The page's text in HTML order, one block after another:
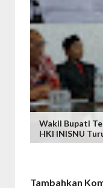
Wakil Bupati
HKI INISNU
Tambahkan